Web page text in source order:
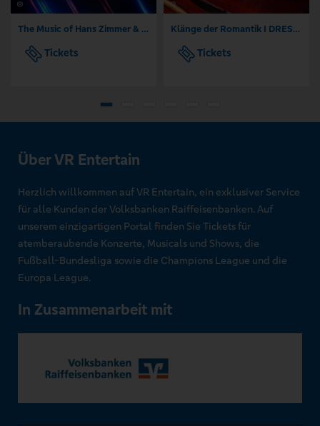
The Music of Hans Zimmer & Others - A Celebration of Film Music
Tickets
Klänge der Romantik I DRESDNER RESIDENZ KONZERTE I ORCHESTER
Tickets
Über VR Entertain
Herzlich willkommen auf VR Entertain, ein exklusiver Service
für alle Kunden der Volksbanken Raiffeisenbanken. Auf
unserem einzigartigen Portal finden Sie Tickets für
atemberaubende Konzerte, Musicals und Shows, die
Fußball-Bundesliga sowie die Champions League und die
Europa League.
In Zusammenarbeit mit